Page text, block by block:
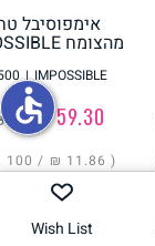
אימפוסיבל
מהצומח IMPOSSIBLE
| IMPOSSIBLE
‏68.00 ₪
( ‏11.86 ₪ / 100 גרם
הוסיפו
Wish List
accessible